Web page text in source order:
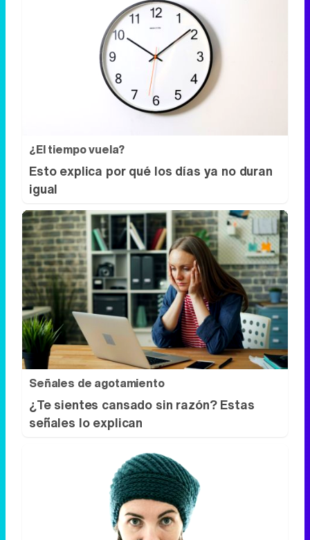
¿El tiempo vuela?
Esto explica por qué los días ya no duran
igual
Señales de agotamiento
¿Te sientes cansado sin razón? Estas
señales lo explican